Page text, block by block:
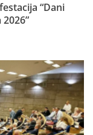
“Dani